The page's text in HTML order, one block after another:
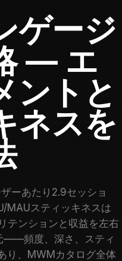
ゲージ
— エ
ントと
ネスを
ーあたり2.9セッショ
MAUスティッキネスは
テンションと収益を左右
——頻度、深さ、スティ
り、MWMカタログ全体